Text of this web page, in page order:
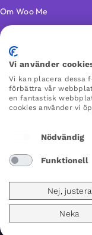
Om Woo Me
Kundservice
Favoriter
Vi använder
Vi kan placera dessa
förbättra vår
en fantastisk
cookies använder vi
Nödvändig
Funktionell
Nej, justera
Neka